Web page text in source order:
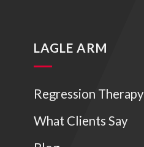
LAGLE ARM
Regression Therapy
What Clients Say